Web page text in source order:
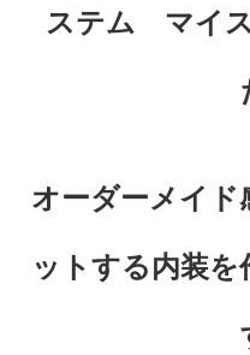
ステム マイ
オーダーメイド
ットする内装